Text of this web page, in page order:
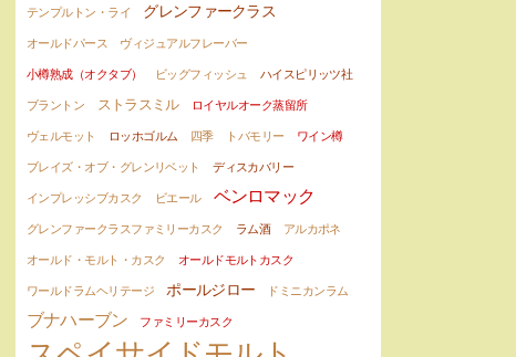
テンプルトン・ライ
グレンファークラス
オールドパース
ヴィジュアルフレーバー
小樽熟成（オクタブ）
ビッグフィッシュ
ハイスピリッツ社
ブラントン
ストラスミル
ロイヤルオーク蒸留所
ヴェルモット
ロッホゴルム 四季 トバモリー
ワイン樽
ブレイズ・オブ・グレンリベット
ディスカバリー
インプレッシブカスク
ビエール ベンロマック
グレンファークラスファミリーカスク ラム酒
アルカポネ
オールド・モルト・カスク
オールドモルトカスク
ワールドラムヘリテージ
ポールジロー ドミニカンラム
ブナハーブン ファミリーカスク